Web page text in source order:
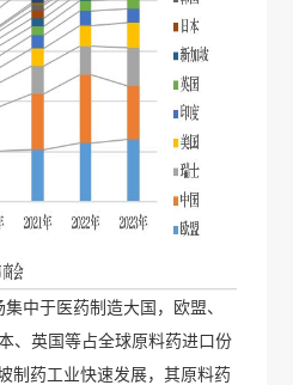
中于医药制造大国，欧盟、
、英国等占全球原料药进口份
制药工业快速发展，其原料药